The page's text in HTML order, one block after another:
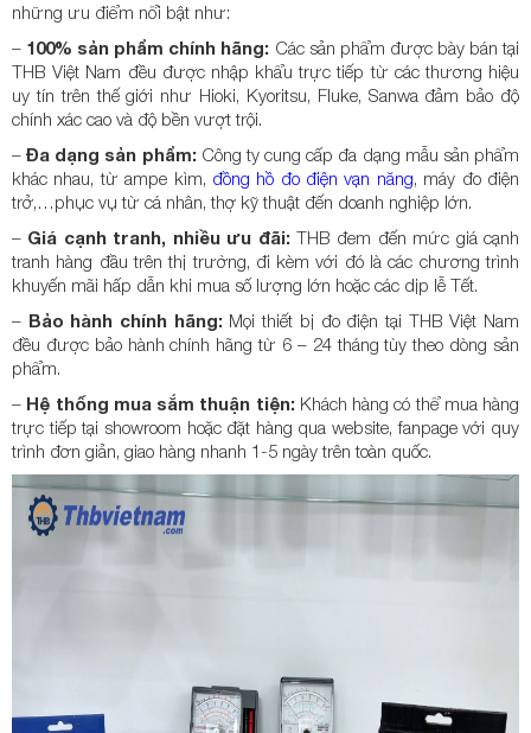
những ưu điểm nổi bật như:
– 100% sản phẩm chính hãng: Các sản phẩm được bày bán tại
THB Việt Nam đều được nhập khẩu trực tiếp từ các thương hiệu
uy tín trên thế giới như Hioki, Kyoritsu, Fluke, Sanwa đảm bảo độ
chính xác cao và độ bền vượt trội.
–Đa dạng sản phẩm: Công ty cung cấp đa dạng mẫu sản phẩm
khác nhau, từ ampe kìm, đồng hồ đo điện vạn năng, máy đo điện
trở,…phục vụ từ cá nhân, thợ kỹ thuật đến doanh nghiệp lớn.
– Giá cạnh tranh, nhiều ưu đãi:THB đem đến mức giá cạnh
tranh hàng đầu trên thị trường, đi kèm với đó là các chương trình
khuyến mãi hấp dẫn khi mua số lượng lớn hoặc các dịp lễ Tết.
– Bảo hành chính hãng:Mọi thiết bị đo điện tại THB Việt Nam
đều được bảo hành chính hãng từ 6 – 24 tháng tùy theo dòng sản
phẩm.
– Hệ thống mua sắm thuận tiện:Khách hàng có thể mua hàng
trực tiếp tại showroom hoặc đặt hàng qua website, fanpage với quy
trình đơn giản, giao hàng nhanh 1-5 ngày trên toàn quốc.